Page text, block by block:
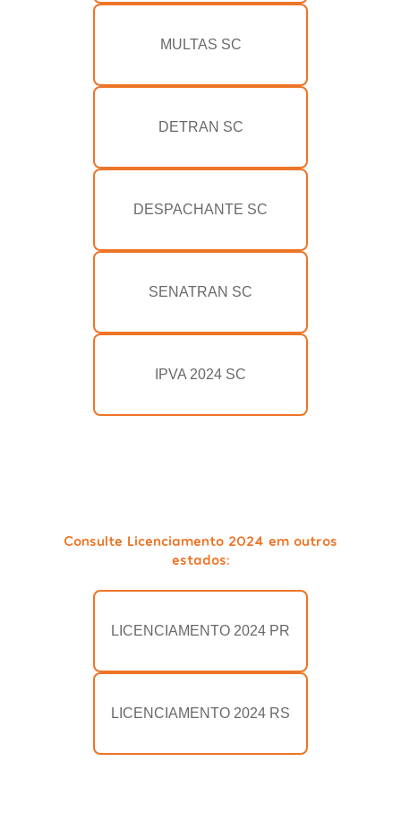
MULTAS SC
DETRAN SC
DESPACHANTE SC
SENATRAN SC
IPVA 2024 SC
Consulte Licenciamento 2024 em outros
estados:
LICENCIAMENTO 2024 PR
LICENCIAMENTO 2024 RS